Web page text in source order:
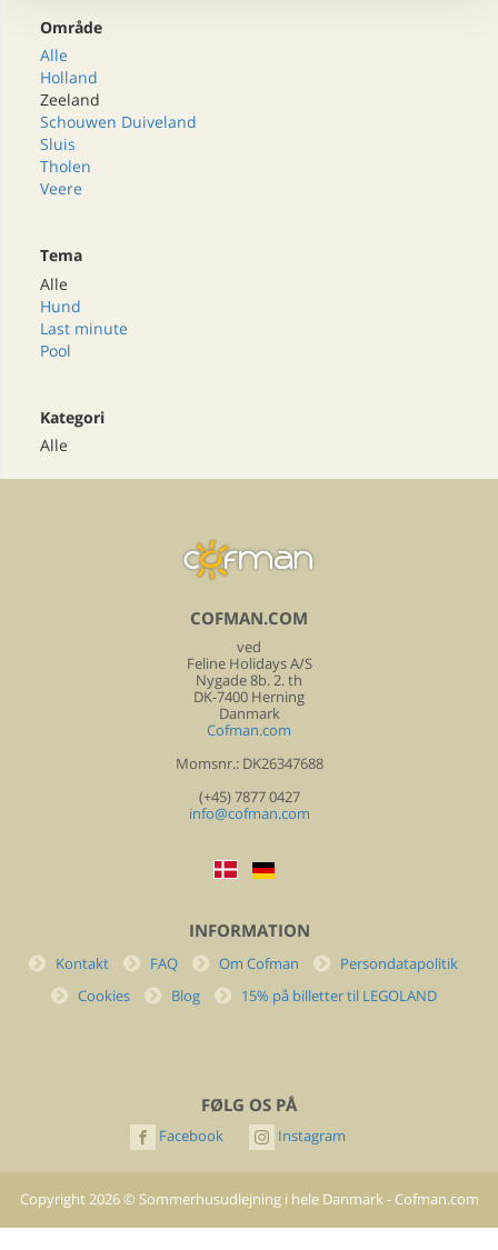
Område
Alle
Holland
Zeeland
Schouwen Duiveland
Sluis
Tholen
Veere
Tema
Alle
Hund
Last minute
Pool
Kategori
Alle
COFMAN.COM
ved
Feline Holidays A/S
Nygade 8b. 2. th
DK-7400 Herning
Danmark
Cofman.com
Momsnr.: DK26347688
(+45) 7877 0427
info@cofman.com
INFORMATION
Kontakt FAQ Om Cofman
Persondatapolitik
Cookies
Blog 15% på billetter til LEGOLAND
FØLG OS PÅ
Facebook Instagram
Copyright 2026© Sommerhusudlejning i hele Danmark - Cofman.com